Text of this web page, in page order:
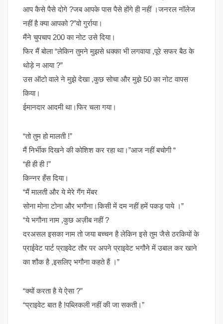
आप कैसे पैसे दोगे ?जब आपके पास पैसे होंगे ही नहीं ।जनरल नॉलेज
नहीं है क्या आपको ?”वो गुर्राया।
मैंने चुपचाप 200 का नोट उसे दिया।
फिर मैं बोला “लेकिन तुमने मुझसे धक्का भी लगवाया ,पूरे सफर बैठ के
थोड़े न आया ?”
उस ऑटो वाले ने मुझे देखा ,कुछ सोचा और मुझे 50 का नोट वापस
किया।
ईमानदार आदमी था।फिर चला गया।
“तो तुम हो मालती !”
मैं निर्भीक दिखने की कोशिश कर रहा था।”आज नहीं बचोगी “
“ही ही ही !”
किन्नर हँस दिया।
“मैं मालती और ये मेरे गैंग मेंबर
सोना मोना टोना और भगौना।किसी में दम नहीं हमें पकड़ पाये ।”
“ये भगौना नाम ,कुछ अज़ीब नहीं ?
दरअसल इसका नाम तो जया बच्चन है लेकिन इसे तुम जैसे ठरकियों के
प्राईवेट पार्ट प्राइवेट तौर पर अपने प्राइवेट भगौने में उबाल कर खाने
का शौक है ,इसलिए भगौना कहते हैं ।”
“क्यों करता है ये ऐसा ?”
“प्राइवेट बात है !पब्लिकली नहीं की जा सकती।”